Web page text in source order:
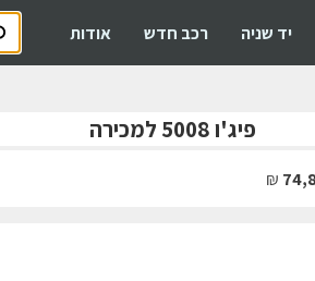
יד שניה רכב חדש אודות
פיג'ו 5008 למכירה
₪